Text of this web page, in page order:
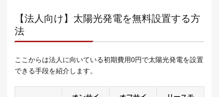
【法人向け】太陽光発電を無料設置する方
法
ここからは法人に向いている初期費用0円で太陽光発電を設置
できる手段を紹介します。